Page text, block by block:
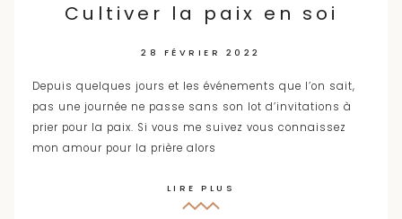
Cultiver la paix en soi
28 FÉVRIER 2022
Depuis quelques jours et les événements que l’on sait,
pas une journée ne passe sans son lot d’invitations à
prier pour la paix. Si vous me suivez vous connaissez
mon amour pour la prière alors
LIRE PLUS